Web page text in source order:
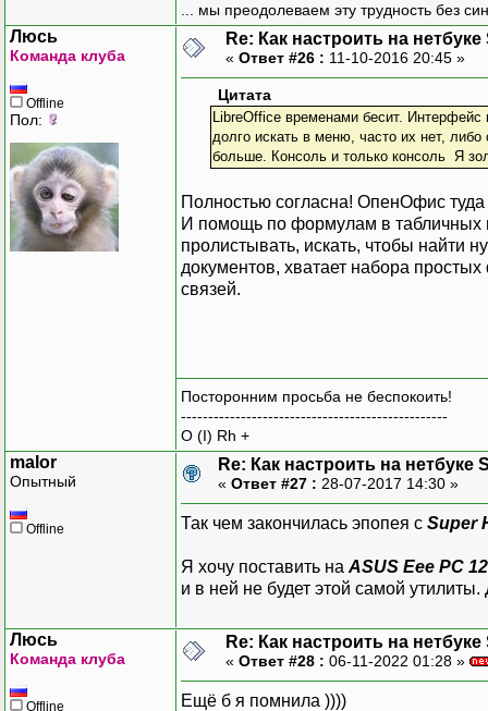
... мы преодолеваем эту трудность без
Люсь
Команда клуба
Offline
Пол:
Re: Как настроить на
« Ответ #26 : 11-10-2016 20:45 »
Цитата
LibreOffice временами бесит.
долго искать в меню, часто их нет,
больше. Консоль и только консоль Я
Полностью согласна! ОпенОфис
И помощь по формулам в табличных
пролистывать, искать, чтобы найти
документов, хватает набора
связей.
Посторонним просьба не беспокоить!
-------------------------------------------------
O (I) Rh +
malor
Опытный
Offline
Re: Как настроить на нетбуке
« Ответ #27 : 28-07-2017 14:30 »
Так чем закончилась эпопея с Super
Я хочу поставить на ASUS Eee PC
и в ней не будет этой самой
Люсь
Команда клуба
Offline
Re: Как настроить на
« Ответ #28 : 06-11-2022 01:28 »
Ещё б я помнила ))))